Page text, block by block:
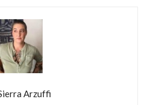
Arzuffi